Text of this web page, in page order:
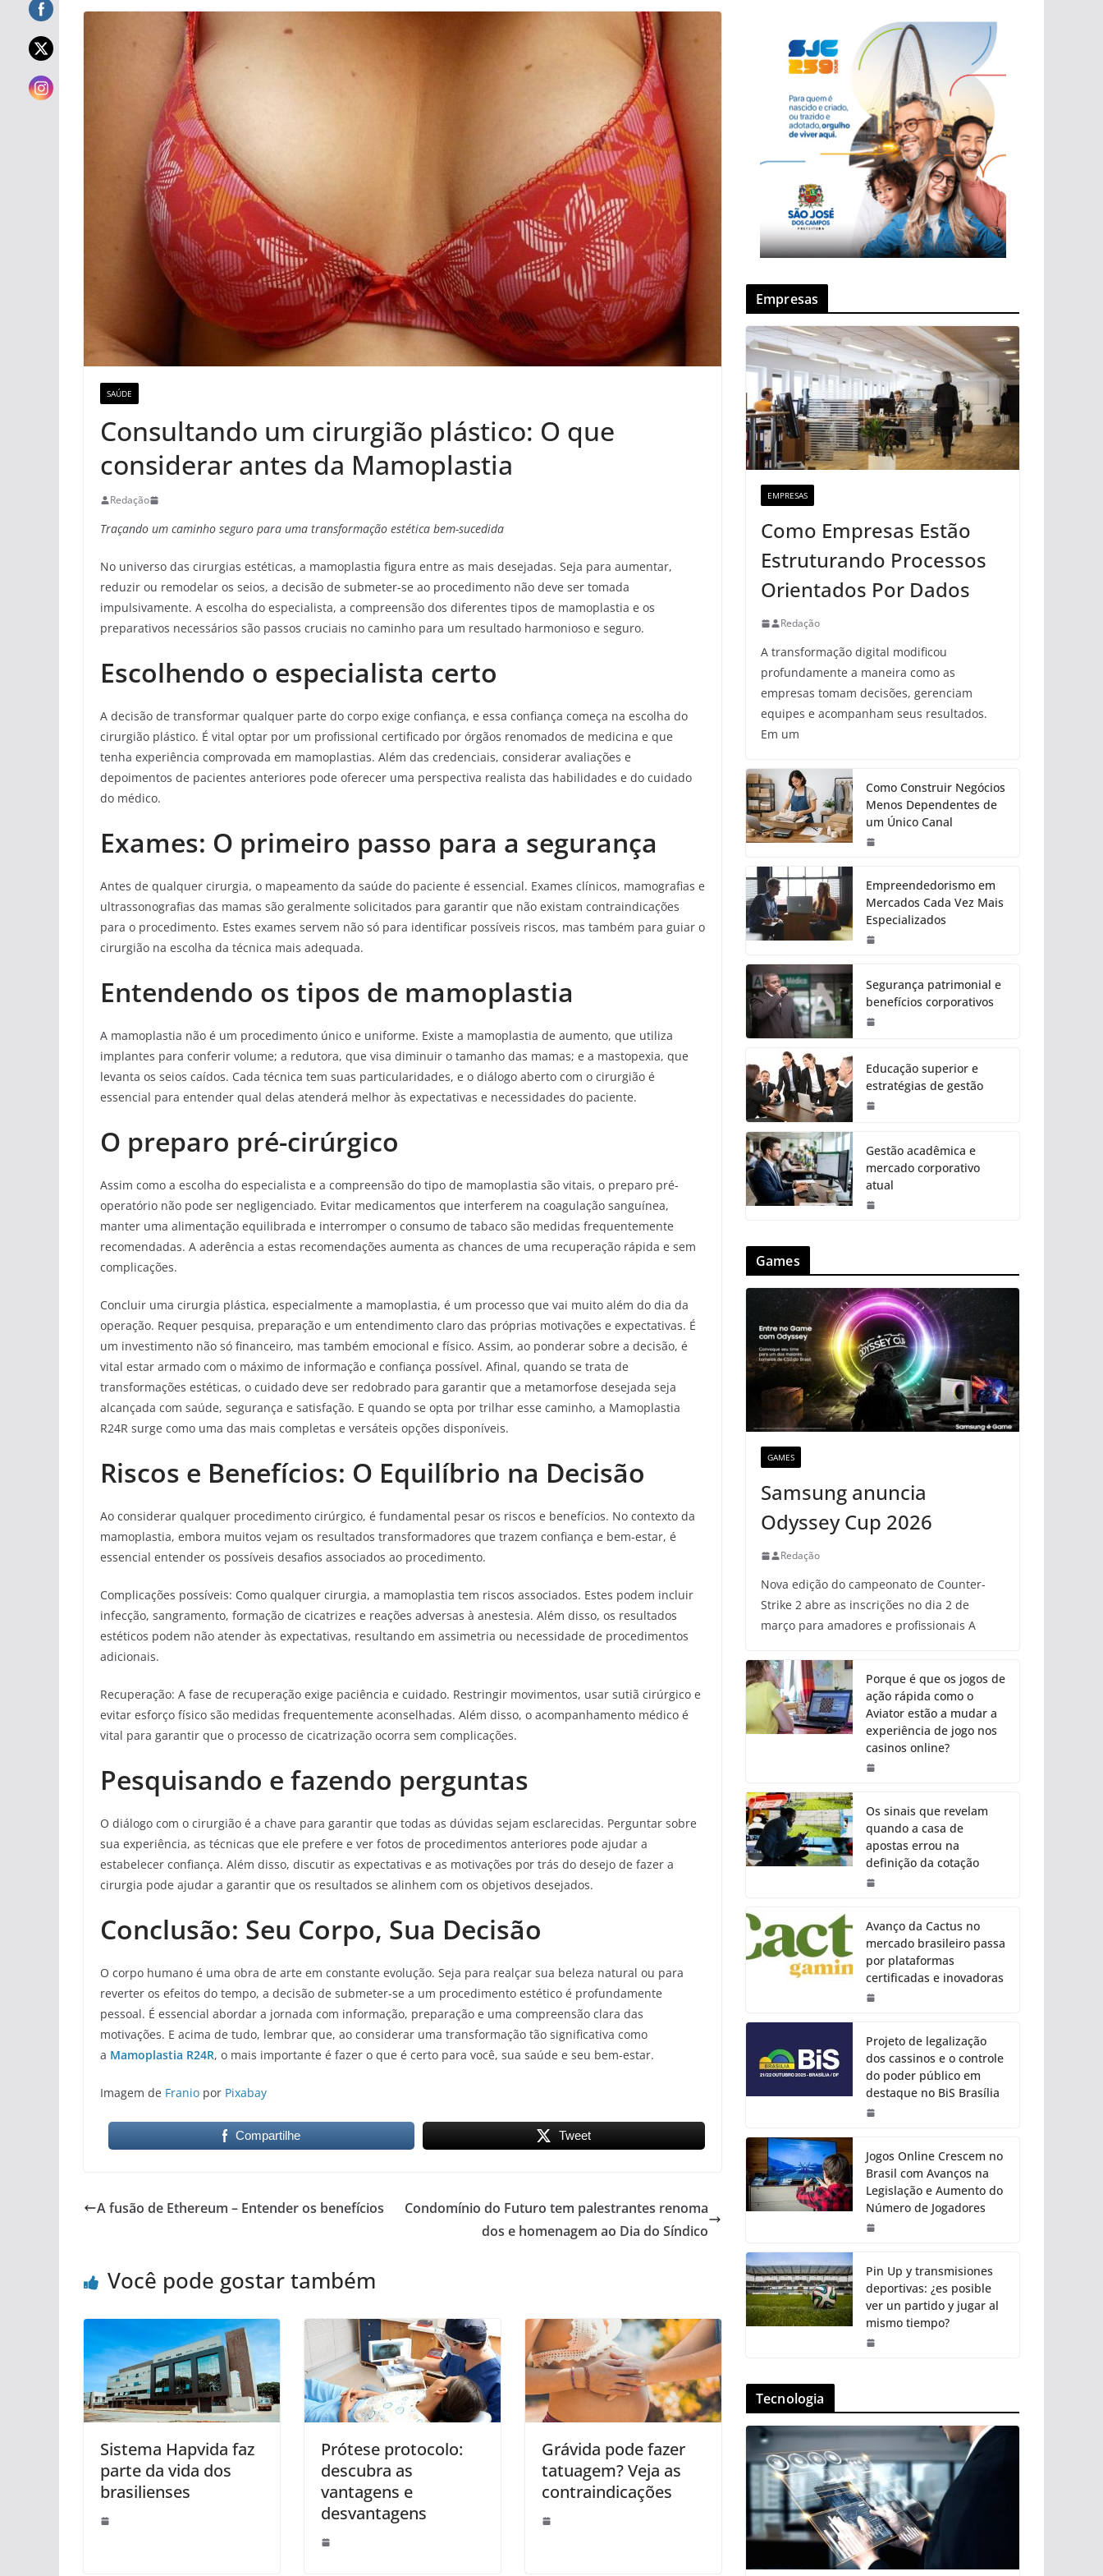
SAÚDE
Consultando um cirurgião plástico: O que
considerar antes da Mamoplastia
Redação
Traçando um caminho seguro para uma transformação estética bem-sucedida
No universo das cirurgias estéticas, a mamoplastia figura entre as mais desejadas. Seja para aumentar,
reduzir ou remodelar os seios, a decisão de submeter-se ao procedimento não deve ser tomada
impulsivamente. A escolha do especialista, a compreensão dos diferentes tipos de mamoplastia e os
preparativos necessários são passos cruciais no caminho para um resultado harmonioso e seguro.
Escolhendo o especialista certo
A decisão de transformar qualquer parte do corpo exige confiança, e essa confiança começa na escolha do
cirurgião plástico. É vital optar por um profissional certificado por órgãos renomados de medicina e que
tenha experiência comprovada em mamoplastias. Além das credenciais, considerar avaliações e
depoimentos de pacientes anteriores pode oferecer uma perspectiva realista das habilidades e do cuidado
do médico.
Exames: O primeiro passo para a segurança
Antes de qualquer cirurgia, o mapeamento da saúde do paciente é essencial. Exames clínicos, mamografias e
ultrassonografias das mamas são geralmente solicitados para garantir que não existam contraindicações
para o procedimento. Estes exames servem não só para identificar possíveis riscos, mas também para guiar o
cirurgião na escolha da técnica mais adequada.
Entendendo os tipos de mamoplastia
A mamoplastia não é um procedimento único e uniforme. Existe a mamoplastia de aumento, que utiliza
implantes para conferir volume; a redutora, que visa diminuir o tamanho das mamas; e a mastopexia, que
levanta os seios caídos. Cada técnica tem suas particularidades, e o diálogo aberto com o cirurgião é
essencial para entender qual delas atenderá melhor às expectativas e necessidades do paciente.
O preparo pré-cirúrgico
Assim como a escolha do especialista e a compreensão do tipo de mamoplastia são vitais, o preparo pré-
operatório não pode ser negligenciado. Evitar medicamentos que interferem na coagulação sanguínea,
manter uma alimentação equilibrada e interromper o consumo de tabaco são medidas frequentemente
recomendadas. A aderência a estas recomendações aumenta as chances de uma recuperação rápida e sem
complicações.
Concluir uma cirurgia plástica, especialmente a mamoplastia, é um processo que vai muito além do dia da
operação. Requer pesquisa, preparação e um entendimento claro das próprias motivações e expectativas. É
um investimento não só financeiro, mas também emocional e físico. Assim, ao ponderar sobre a decisão, é
vital estar armado com o máximo de informação e confiança possível. Afinal, quando se trata de
transformações estéticas, o cuidado deve ser redobrado para garantir que a metamorfose desejada seja
alcançada com saúde, segurança e satisfação. E quando se opta por trilhar esse caminho, a Mamoplastia
R24R surge como uma das mais completas e versáteis opções disponíveis.
Riscos e Benefícios: O Equilíbrio na Decisão
Ao considerar qualquer procedimento cirúrgico, é fundamental pesar os riscos e benefícios. No contexto da
mamoplastia, embora muitos vejam os resultados transformadores que trazem confiança e bem-estar, é
essencial entender os possíveis desafios associados ao procedimento.
Complicações possíveis: Como qualquer cirurgia, a mamoplastia tem riscos associados. Estes podem incluir
infecção, sangramento, formação de cicatrizes e reações adversas à anestesia. Além disso, os resultados
estéticos podem não atender às expectativas, resultando em assimetria ou necessidade de procedimentos
adicionais.
Recuperação: A fase de recuperação exige paciência e cuidado. Restringir movimentos, usar sutiã cirúrgico e
evitar esforço físico são medidas frequentemente aconselhadas. Além disso, o acompanhamento médico é
vital para garantir que o processo de cicatrização ocorra sem complicações.
Pesquisando e fazendo perguntas
O diálogo com o cirurgião é a chave para garantir que todas as dúvidas sejam esclarecidas. Perguntar sobre
sua experiência, as técnicas que ele prefere e ver fotos de procedimentos anteriores pode ajudar a
estabelecer confiança. Além disso, discutir as expectativas e as motivações por trás do desejo de fazer a
cirurgia pode ajudar a garantir que os resultados se alinhem com os objetivos desejados.
Conclusão: Seu Corpo, Sua Decisão
O corpo humano é uma obra de arte em constante evolução. Seja para realçar sua beleza natural ou para
reverter os efeitos do tempo, a decisão de submeter-se a um procedimento estético é profundamente
pessoal. É essencial abordar a jornada com informação, preparação e uma compreensão clara das
motivações. E acima de tudo, lembrar que, ao considerar uma transformação tão significativa como
a Mamoplastia R24R, o mais importante é fazer o que é certo para você, sua saúde e seu bem-estar.
Imagem de Franio por Pixabay
Compartilhe Tweet
A fusão de Ethereum – Entender os benefícios
Condomínio do Futuro tem palestrantes renoma
dos e homenagem ao Dia do Síndico
Você pode gostar também
Sistema Hapvida faz
parte da vida dos
brasilienses
Prótese protocolo:
descubra as
vantagens e
desvantagens
Grávida pode fazer
tatuagem? Veja as
contraindicações
Empresas
EMPRESAS
Como Empresas Estão
Estruturando Processos
Orientados Por Dados
Redação
A transformação digital modificou
profundamente a maneira como as
empresas tomam decisões, gerenciam
equipes e acompanham seus resultados.
Em um
Como Construir Negócios
Menos Dependentes de
um Único Canal
Empreendedorismo em
Mercados Cada Vez Mais
Especializados
Segurança patrimonial e
benefícios corporativos
Educação superior e
estratégias de gestão
Gestão acadêmica e
mercado corporativo
atual
Games
GAMES
Samsung anuncia
Odyssey Cup 2026
Redação
Nova edição do campeonato de Counter-
Strike 2 abre as inscrições no dia 2 de
março para amadores e profissionais A
Porque é que os jogos de
ação rápida como o
Aviator estão a mudar a
experiência de jogo nos
casinos online?
Os sinais que revelam
quando a casa de
apostas errou na
definição da cotação
Avanço da Cactus no
mercado brasileiro passa
por plataformas
certificadas e inovadoras
Projeto de legalização
dos cassinos e o controle
do poder público em
destaque no BiS Brasília
Jogos Online Crescem no
Brasil com Avanços na
Legislação e Aumento do
Número de Jogadores
Pin Up y transmisiones
deportivas: ¿es posible
ver un partido y jugar al
mismo tiempo?
Tecnologia